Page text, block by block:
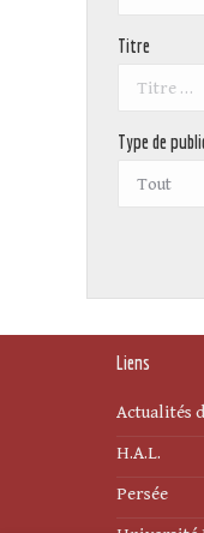
Titre
Type de
Liens
Actualités
H.A.L.
Persée